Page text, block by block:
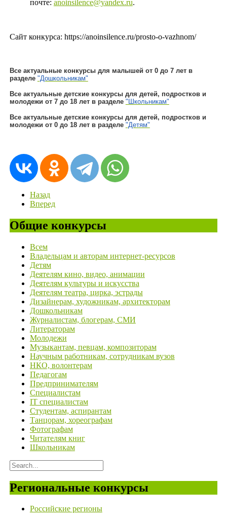
почте: anoinsilence@yandex.ru.
Сайт конкурса: https://anoinsilence.ru/prosto-o-vazhnom/
Все актуальные конкурсы для малышей от 0 до 7 лет в
разделе "Дошкольникам"
Все актуальные детские конкурсы для детей, подростков и
молодежи от 7 до 18 лет в разделе "Школьникам"
Все актуальные детские конкурсы для детей, подростков и
молодежи от 0 до 18 лет в разделе "Детям"
Назад
Вперед
Общие конкурсы
Всем
Владельцам и авторам интернет-ресурсов
Детям
Деятелям кино, видео, анимации
Деятелям культуры и искусства
Деятелям театра, цирка, эстрады
Дизайнерам, художникам, архитекторам
Дошкольникам
Журналистам, блогерам, СМИ
Литераторам
Молодежи
Музыкантам, певцам, композиторам
Научным работникам, сотрудникам вузов
НКО, волонтерам
Педагогам
Предпринимателям
Специалистам
IT специалистам
Студентам, аспирантам
Танцорам, хореографам
Фотографам
Читателям книг
Школьникам
Региональные конкурсы
Российские регионы